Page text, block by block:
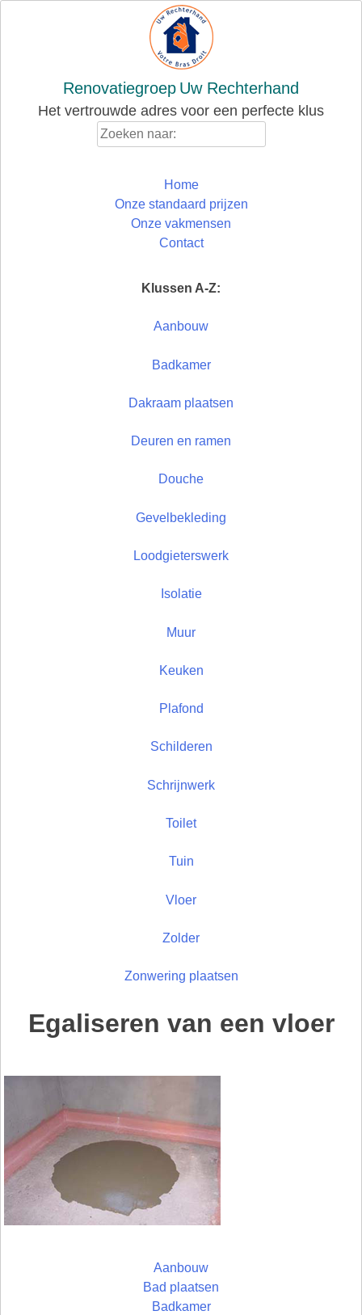
Renovatiegroep Uw Rechterhand
Het vertrouwde adres voor een perfecte klus
Home
Onze standaard prijzen
Onze vakmensen
Contact
Klussen A-Z:
Aanbouw
Badkamer
Dakraam plaatsen
Deuren en ramen
Douche
Gevelbekleding
Loodgieterswerk
Isolatie
Muur
Keuken
Plafond
Schilderen
Schrijnwerk
Toilet
Tuin
Vloer
Zolder
Zonwering plaatsen
Egaliseren van een vloer
Aanbouw
Bad plaatsen
Badkamer